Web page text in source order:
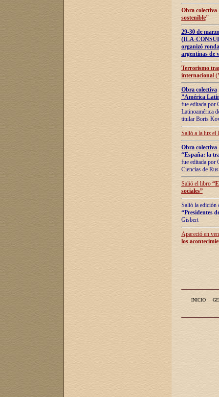
Obra
sostenible"
29-30 de
(ILA-
organizó
argentinas de
Terrorismo
internacional
Obra colectiva
”América
fue editada por
Latinoamérica
titular Boris
Salió a la luz el
Obra colectiva
“España: la
fue editada por
Ciencias de
Salió el libro “
sociales”
Salió la edición
“Presidentes
Gisbert
Apareció en
los
INICIO